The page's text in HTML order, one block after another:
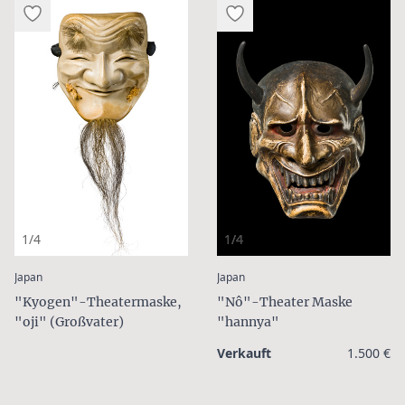
1/4
Japan:
"Kyogen"-Theatermaske,
"oji" (Großvater)
1/4
Japan:
"Nô"-Theater Maske
"hannya"
Verkauft 1.500 €